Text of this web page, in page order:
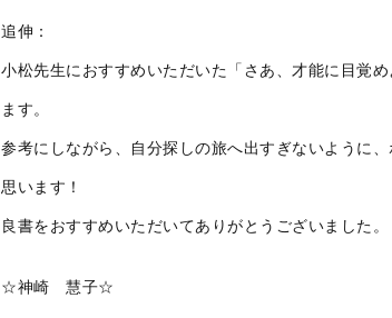
追伸：
小松先生におすすめいただいた「さあ、才能に目覚
ます。
参考にしながら、自分探しの旅へ出すぎないように
思います！
良書をおすすめいただいてありがとうございました。
☆神崎 慧子☆